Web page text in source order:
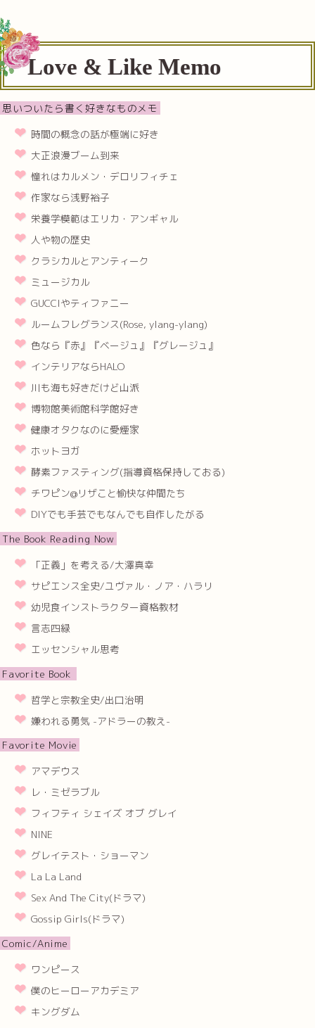
Love & Like Memo
思いついたら書く好きなものメモ
時間の概念の話が極端に好き
大正浪漫ブーム到来
憧れはカルメン・デロリフィチェ
作家なら浅野裕子
栄養学模範はエリカ・アンギャル
人や物の歴史
クラシカルとアンティーク
ミュージカル
GUCCIやティファニー
ルームフレグランス(Rose, ylang-ylang)
色なら『赤』『ベージュ』『グレージュ』
インテリアならHALO
川も海も好きだけど山派
博物館美術館科学館好き
健康オタクなのに愛煙家
ホットヨガ
酵素ファスティング(指導資格保持しておる)
チワピン@リザこと愉快な仲間たち
DIYでも手芸でもなんでも自作したがる
The Book Reading Now
「正義」を考える/大澤真幸
サピエンス全史/ユヴァル・ノア・ハラリ
幼児食インストラクター資格教材
言志四緑
エッセンシャル思考
Favorite Book
哲学と宗教全史/出口治明
嫌われる勇気 -アドラーの教え-
Favorite Movie
アマデウス
レ・ミゼラブル
フィフティ シェイズ オブ グレイ
NINE
グレイテスト・ショーマン
La La Land
Sex And The City(ドラマ)
Gossip Girls(ドラマ)
Comic/Anime
ワンピース
僕のヒーローアカデミア
キングダム